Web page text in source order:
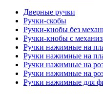
Дверные ручки
Ручки-скобы
Ручки-кнобы без
Ручки-кнобы с
Ручки нажимные на
Ручки нажимные на
Ручки нажимные на
Ручки нажимные на
Ручки нажимные для